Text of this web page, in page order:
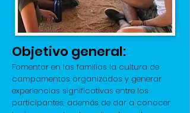
Objetivo general:
Fomentar en las familias la cultura de
campamentos organizados y generar
experiencias significativas entre los
participantes, además de dar a conocer